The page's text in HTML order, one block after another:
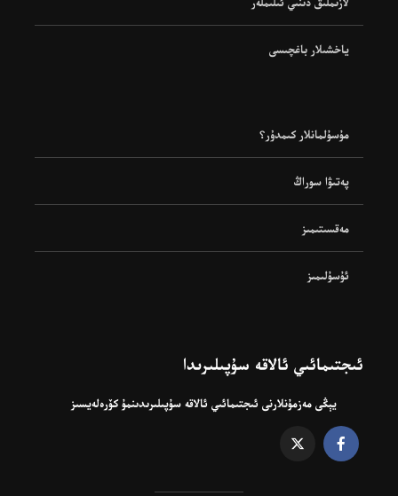
ياخشىلار باغچىسى
مۇسۇلمانلار كىمدۇر؟
پەتىۋا سوراڭ
مەقسىتىمىز
ئۇسۇلىمىز
ئىجتىمائىي ئالاقە سۇپىلىرىدا
يېڭى مەزمۇنلارنى ئىجتىمائىي ئالاقە سۇپىلىرىدىنمۇ كۆرەلەيسىز